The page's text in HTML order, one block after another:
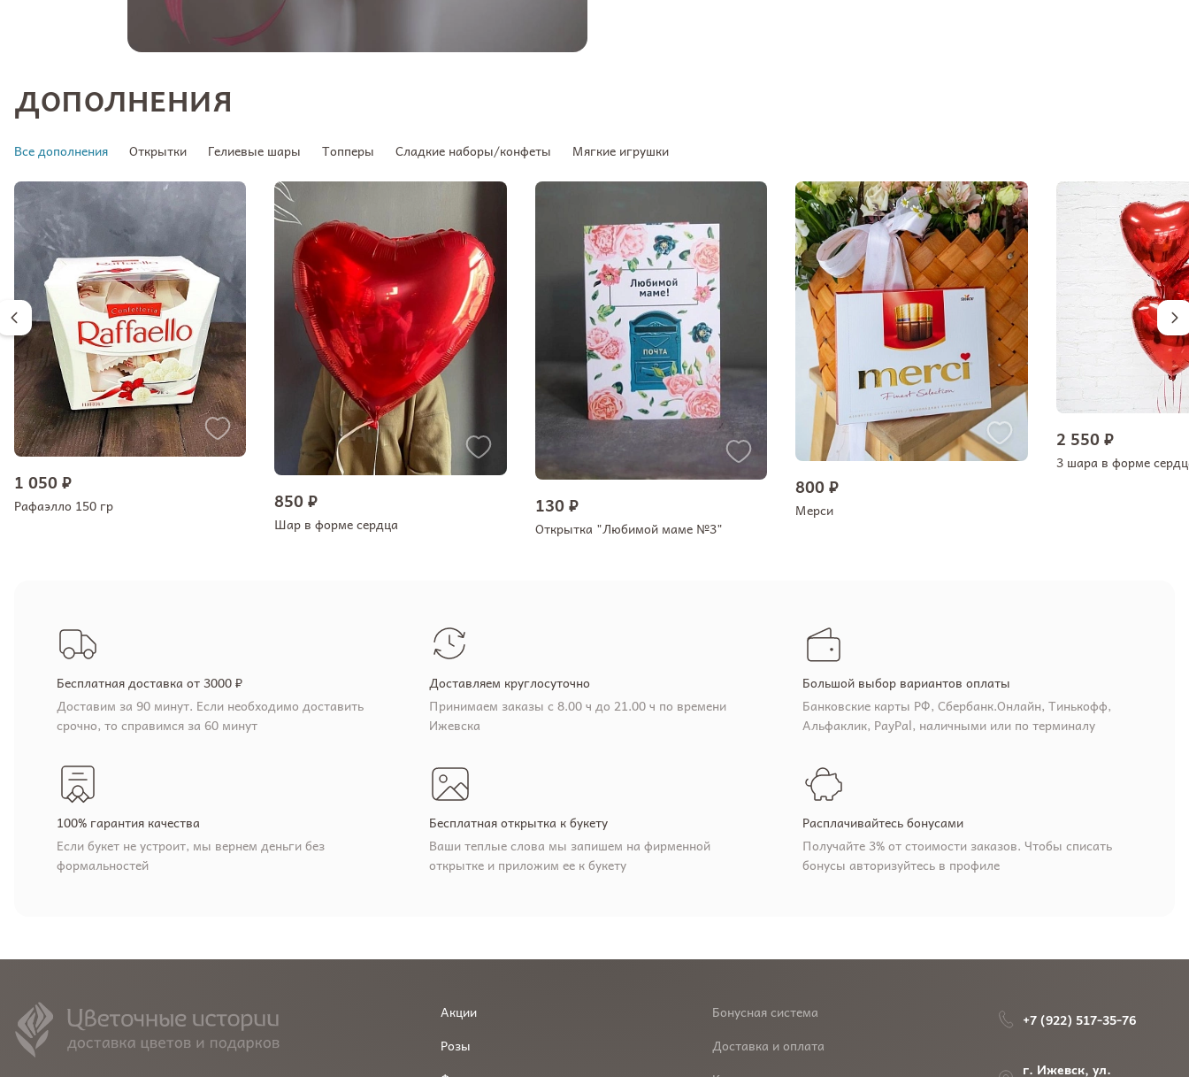
ДОПОЛНЕНИЯ
Все дополнения Открытки Гелиевые шары Топперы Сладкие наборы/конфеты Мягкие игрушки
1 050 ₽
Рафаэлло 150 гр 850 ₽
Шар в форме сердца
130 ₽
Открытка "Любимой маме №3"
800 ₽
Мерси
2 550 ₽
3 шара в форме
Бесплатная доставка от 3000 ₽
Доставим за 90 минут. Если необходимо доставить
срочно, то справимся за 60 минут
Доставляем круглосуточно
Принимаем заказы с 8.00 ч до 21.00 ч по времени
Ижевска
Большой выбор вариантов оплаты
Банковские карты РФ, Сбербанк.Онлайн, Тинькофф,
Альфаклик, PayPal, наличными или по терминалу
100% гарантия качества
Если букет не устроит, мы вернем деньги без
формальностей
Бесплатная открытка к букету
Ваши теплые слова мы запишем на фирменной
открытке и приложим ее к букету
Расплачивайтесь бонусами
Получайте 3% от стоимости заказов. Чтобы списать
бонусы авторизуйтесь в профиле
Акции
Розы
Бонусная система
Доставка и оплата
+7 (922) 517-35-76
г. Ижевск, ул.